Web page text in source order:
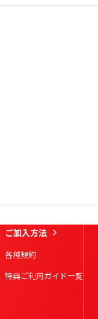
ご加入方法
各種規約
特典ご利用ガイド一覧